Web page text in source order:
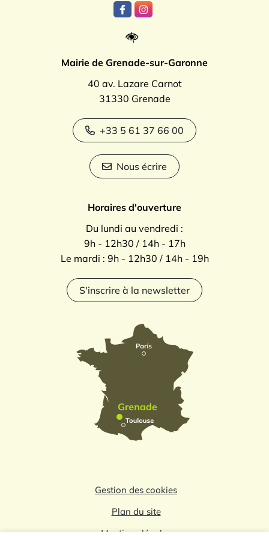
Lien vers le compte Facebook
Lien vers le compte
Mairie de Grenade-sur-Garonne
40 av. Lazare Carnot
31330 Grenade
+33 5 61 37 66 00
Nous écrire
Horaires d'ouverture
Du lundi au vendredi :
9h - 12h30 / 14h - 17h
Le mardi : 9h - 12h30 / 14h - 19h
S'inscrire à la newsletter
Gestion des cookies
Plan du site
Mentions légales